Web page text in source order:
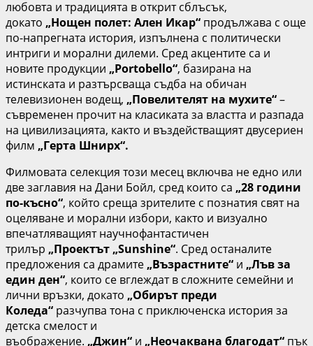
любовта и традицията в открит сблъсък,
докато „Нощен полет: Ален Икар“ продължава с още
по-напрегната история, изпълнена с политически
интриги и морални дилеми. Сред акцентите са и
новите продукции „Portobello“, базирана на
истинската и разтърсваща съдба на обичан
телевизионен водещ, „Повелителят на мухите“–
съвременен прочит на класиката за властта и разпада
на цивилизацията, както и въздействащият двусериен
филм „Герта Шнирх“.
Филмовата селекция този месец включва не едно или
две заглавия на Дани Бойл, сред които са „28 години
по-късно“, който среща зрителите с познатия свят на
оцеляване и морални избори, както и визуално
впечатляващият научнофантастичен
трилър „Проектът „Sunshine“. Сред останалите
предложения са драмите „Възрастните“ и „Лъв за
един ден“, които се вглеждат в сложните семейни и
лични връзки, докато „Обирът преди
Коледа“ разчупва тона с приключенска история за
детска смелост и
въображение. „Джин“ и „Неочаквана благодат“ пък